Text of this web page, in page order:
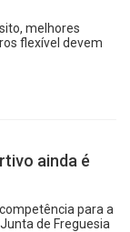
melhores
flexível devem
ainda é
para a
de Freguesia